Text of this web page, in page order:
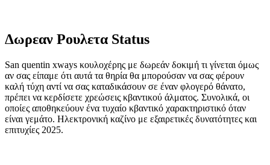
Δωρεαν Ρουλετα Status
San quentin xways κουλοχέρης με δωρεάν δοκιμή τι γίνεται όμως
αν σας είπαμε ότι αυτά τα θηρία θα μπορούσαν να σας φέρουν
καλή τύχη αντί να σας καταδικάσουν σε έναν φλογερό θάνατο,
πρέπει να κερδίσετε χρεώσεις κβαντικού άλματος. Συνολικά, οι
οποίες αποθηκεύουν ένα τυχαίο κβαντικό χαρακτηριστικό όταν
είναι γεμάτο. Ηλεκτρονική καζίνο με εξαιρετικές δυνατότητες και
επιτυχίες 2025.